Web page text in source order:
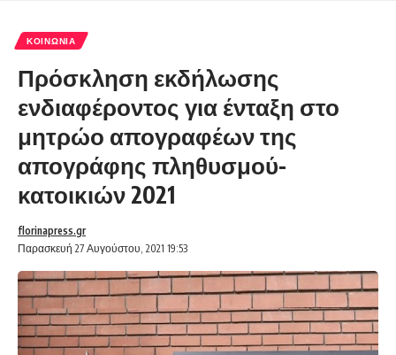
ΚΟΙΝΩΝΊΑ
Πρόσκληση εκδήλωσης
ενδιαφέροντος για ένταξη στο
μητρώο απογραφέων της
απογράφης πληθυσμού-
κατοικιών 2021
Παρασκευή 27 Αυγούστου, 2021 19:53
florinapress.gr